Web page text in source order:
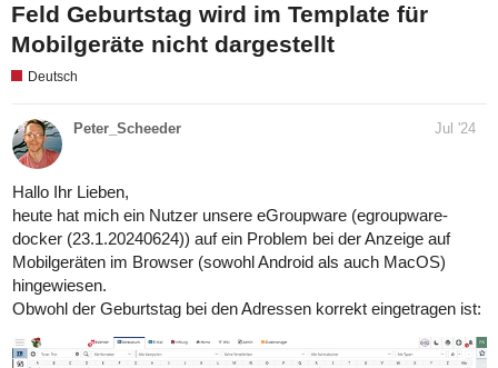
Feld Geburtstag wird im Template für
Mobilgeräte nicht dargestellt
Deutsch
Peter_Scheeder Jul '24
Hallo Ihr Lieben,
heute hat mich ein Nutzer unsere eGroupware (egroupware-
docker (23.1.20240624)) auf ein Problem bei der Anzeige auf
Mobilgeräten im Browser (sowohl Android als auch MacOS)
hingewiesen.
Obwohl der Geburtstag bei den Adressen korrekt eingetragen ist: